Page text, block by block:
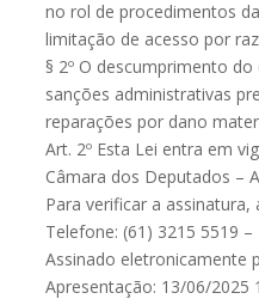
no rol de procedimentos
limitação de acesso por
§ 2º O descumprimento
sanções administrativas
reparações por dano
Art. 2º Esta Lei entra em
Câmara dos Deputados –
Para verificar a
Telefone: (61) 3215 5519 –
Assinado eletronicamente
Apresentação: 13/06/2025